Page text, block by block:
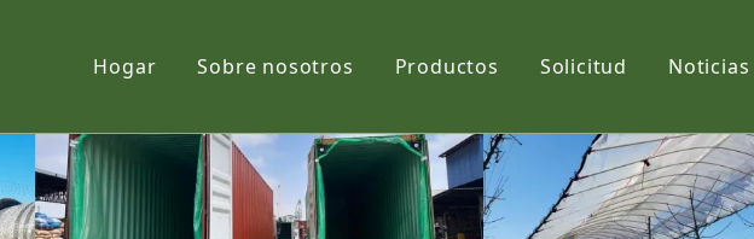
Hogar Sobre nosotros Productos
Tela
Net
Solicitud Noticias